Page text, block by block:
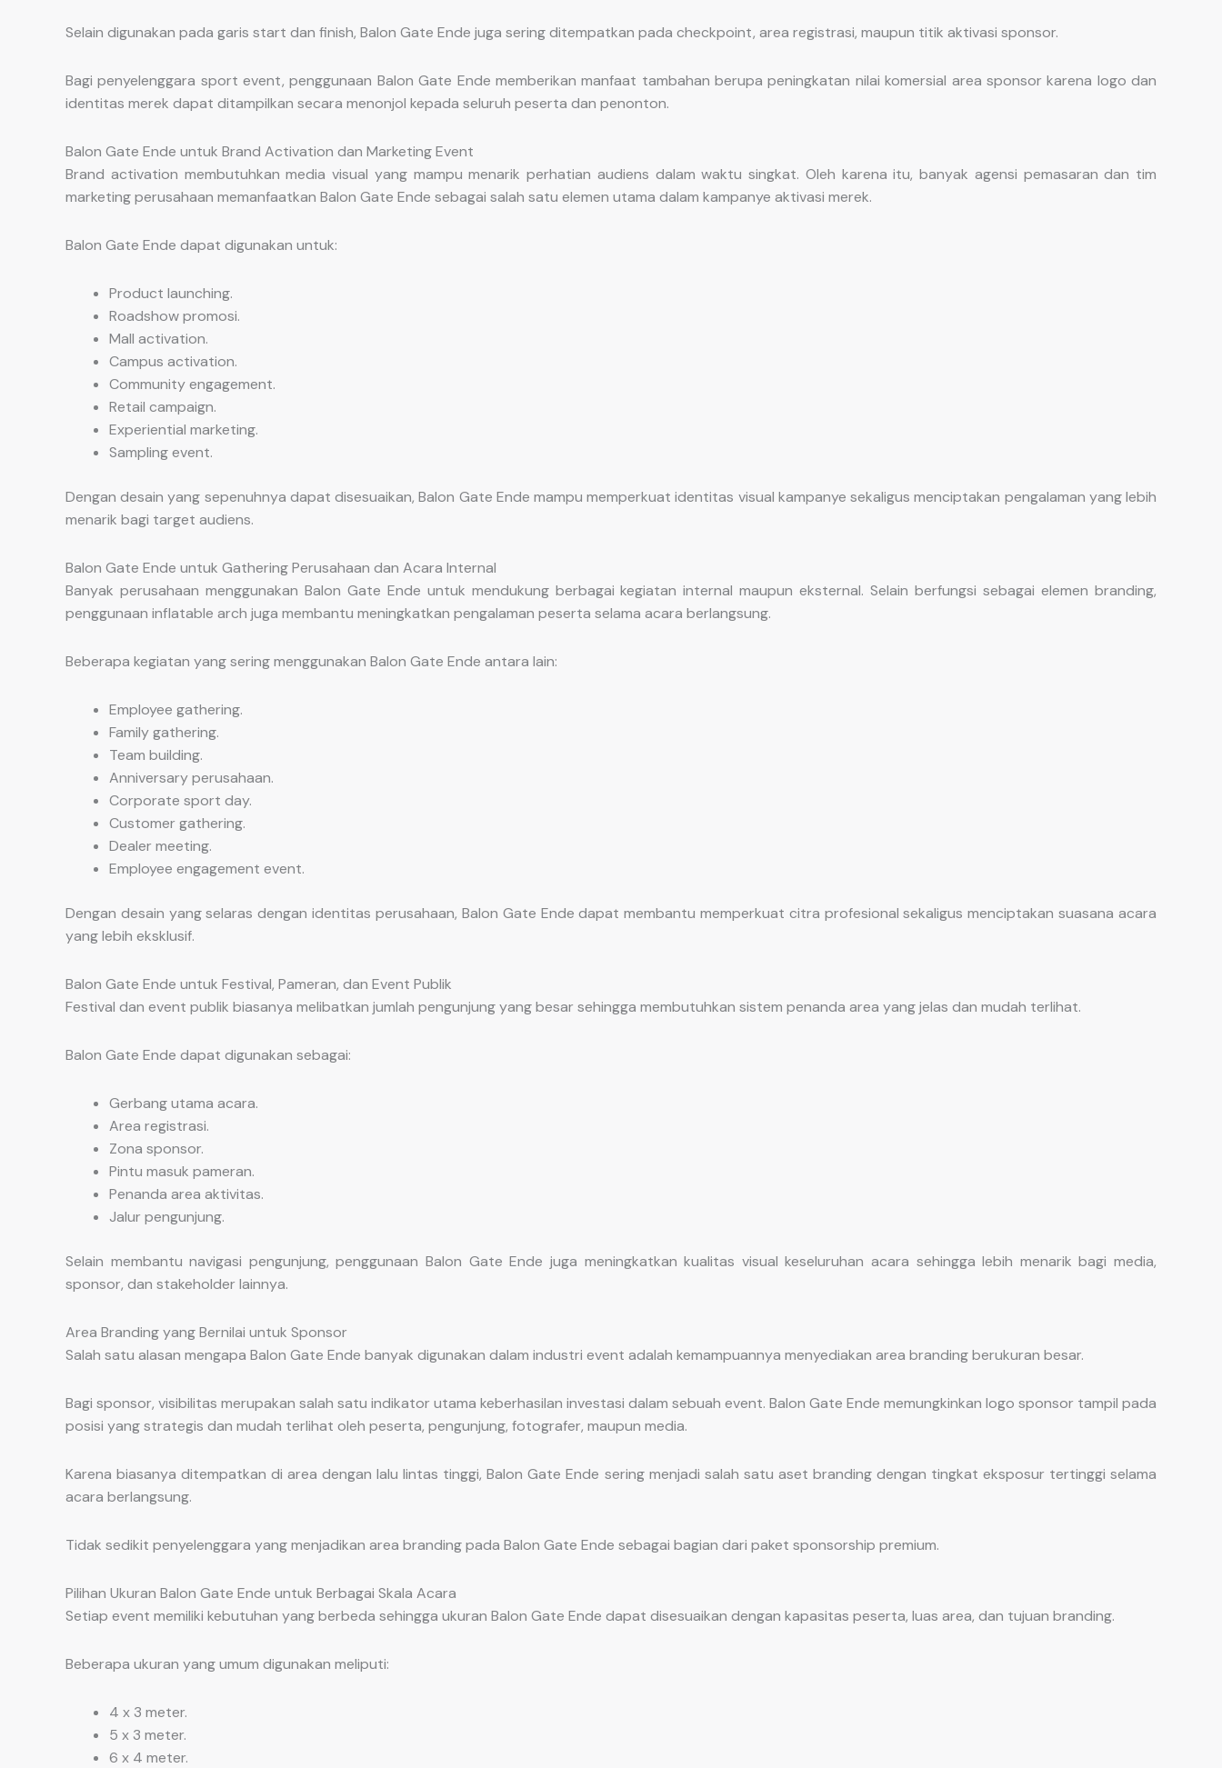
Selain digunakan pada garis start dan finish, Balon Gate Ende juga sering ditempatkan pada checkpoint, area registrasi, maupun titik aktivasi sponsor.
Bagi penyelenggara sport event, penggunaan Balon Gate Ende memberikan manfaat tambahan berupa peningkatan nilai komersial area sponsor karena logo dan
identitas merek dapat ditampilkan secara menonjol kepada seluruh peserta dan penonton.
Balon Gate Ende untuk Brand Activation dan Marketing Event
Brand activation membutuhkan media visual yang mampu menarik perhatian audiens dalam waktu singkat. Oleh karena itu, banyak agensi pemasaran dan tim
marketing perusahaan memanfaatkan Balon Gate Ende sebagai salah satu elemen utama dalam kampanye aktivasi merek.
Balon Gate Ende dapat digunakan untuk:
Product launching.
Roadshow promosi.
Mall activation.
Campus activation.
Community engagement.
Retail campaign.
Experiential marketing.
Sampling event.
Dengan desain yang sepenuhnya dapat disesuaikan, Balon Gate Ende mampu memperkuat identitas visual kampanye sekaligus menciptakan pengalaman yang lebih
menarik bagi target audiens.
Balon Gate Ende untuk Gathering Perusahaan dan Acara Internal
Banyak perusahaan menggunakan Balon Gate Ende untuk mendukung berbagai kegiatan internal maupun eksternal. Selain berfungsi sebagai elemen branding,
penggunaan inflatable arch juga membantu meningkatkan pengalaman peserta selama acara berlangsung.
Beberapa kegiatan yang sering menggunakan Balon Gate Ende antara lain:
Employee gathering.
Family gathering.
Team building.
Anniversary perusahaan.
Corporate sport day.
Customer gathering.
Dealer meeting.
Employee engagement event.
Dengan desain yang selaras dengan identitas perusahaan, Balon Gate Ende dapat membantu memperkuat citra profesional sekaligus menciptakan suasana acara
yang lebih eksklusif.
Balon Gate Ende untuk Festival, Pameran, dan Event Publik
Festival dan event publik biasanya melibatkan jumlah pengunjung yang besar sehingga membutuhkan sistem penanda area yang jelas dan mudah terlihat.
Balon Gate Ende dapat digunakan sebagai:
Gerbang utama acara.
Area registrasi.
Zona sponsor.
Pintu masuk pameran.
Penanda area aktivitas.
Jalur pengunjung.
Selain membantu navigasi pengunjung, penggunaan Balon Gate Ende juga meningkatkan kualitas visual keseluruhan acara sehingga lebih menarik bagi media,
sponsor, dan stakeholder lainnya.
Area Branding yang Bernilai untuk Sponsor
Salah satu alasan mengapa Balon Gate Ende banyak digunakan dalam industri event adalah kemampuannya menyediakan area branding berukuran besar.
Bagi sponsor, visibilitas merupakan salah satu indikator utama keberhasilan investasi dalam sebuah event. Balon Gate Ende memungkinkan logo sponsor tampil pada
posisi yang strategis dan mudah terlihat oleh peserta, pengunjung, fotografer, maupun media.
Karena biasanya ditempatkan di area dengan lalu lintas tinggi, Balon Gate Ende sering menjadi salah satu aset branding dengan tingkat eksposur tertinggi selama
acara berlangsung.
Tidak sedikit penyelenggara yang menjadikan area branding pada Balon Gate Ende sebagai bagian dari paket sponsorship premium.
Pilihan Ukuran Balon Gate Ende untuk Berbagai Skala Acara
Setiap event memiliki kebutuhan yang berbeda sehingga ukuran Balon Gate Ende dapat disesuaikan dengan kapasitas peserta, luas area, dan tujuan branding.
Beberapa ukuran yang umum digunakan meliputi:
4 x 3 meter.
5 x 3 meter.
6 x 4 meter.